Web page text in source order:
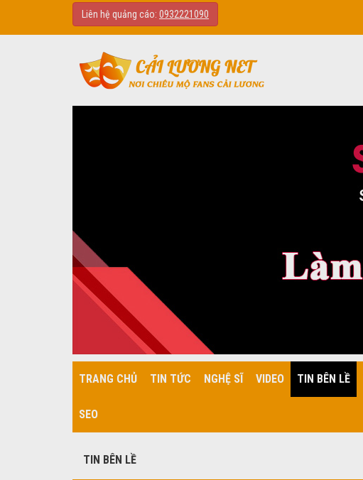
Liên hệ quảng cáo: 0932221090
TRANG CHỦ TIN TỨC NGHỆ SĨ VIDEO TIN BÊN LỀ
SEO
TIN BÊN LỀ